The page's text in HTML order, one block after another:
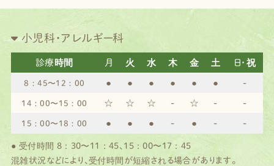
小児科・アレルギー科
診療時間 月 火 水 木 金 土 日・祝
8：45〜12：00 ● ● ● ● ● ● -
14：00〜15：00 ☆ ☆ ☆ - ☆ - -
15：00〜18：00 ● ● ● - ● - -
● 受付時間 8：30〜11：45、15：00〜17：45
混雑状況などにより、受付時間が短縮される場合があります。